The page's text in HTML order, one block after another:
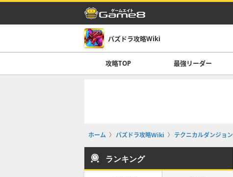
パズドラ攻略Wiki
攻略TOP 最強リーダー
ホーム パズドラ攻略Wiki テクニカルダンジョン
ランキング